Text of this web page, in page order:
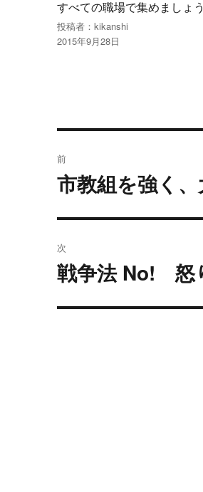
すべての職場で集めましょ
投稿者：kikanshi
投
2015年9月28日
稿
ゲ
前
過
の
投
稿:
市教組を強く
次
次
投
戦争法 No! 怒